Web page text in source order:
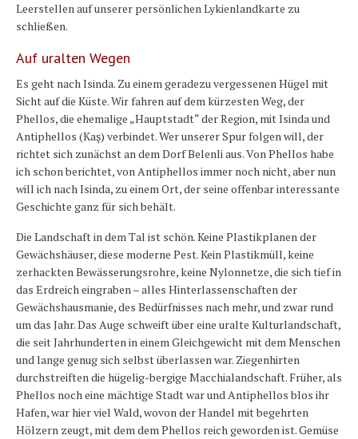
Leerstellen auf unserer persönlichen Lykienlandkarte zu
schließen.
Auf uralten Wegen
Es geht nach Isinda. Zu einem geradezu vergessenen Hügel mit
Sicht auf die Küste. Wir fahren auf dem kürzesten Weg, der
Phellos, die ehemalige „Hauptstadt“ der Region, mit Isinda und
Antiphellos (Kaş) verbindet. Wer unserer Spur folgen will, der
richtet sich zunächst an dem Dorf Belenli aus. Von Phellos habe
ich schon berichtet, von Antiphellos immer noch nicht, aber nun
will ich nach Isinda, zu einem Ort, der seine offenbar interessante
Geschichte ganz für sich behält.
Die Landschaft in dem Tal ist schön. Keine Plastikplanen der
Gewächshäuser, diese moderne Pest. Kein Plastikmüll, keine
zerhackten Bewässerungsrohre, keine Nylonnetze, die sich tief in
das Erdreich eingraben – alles Hinterlassenschaften der
Gewächshausmanie, des Bedürfnisses nach mehr, und zwar rund
um das Jahr. Das Auge schweift über eine uralte Kulturlandschaft,
die seit Jahrhunderten in einem Gleichgewicht mit dem Menschen
und lange genug sich selbst überlassen war. Ziegenhirten
durchstreiften die hügelig-bergige Macchialandschaft. Früher, als
Phellos noch eine mächtige Stadt war und Antiphellos blos ihr
Hafen, war hier viel Wald, wovon der Handel mit begehrten
Hölzern zeugt, mit dem dem Phellos reich geworden ist. Gemüse